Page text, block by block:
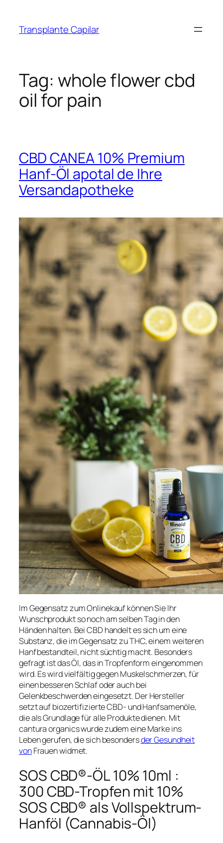
Transplante Capilar
Tag: whole flower cbd
oil for pain
CBD CANEA 10% Premium
Hanf-Öl apotal de Ihre
Versandapotheke
Im Gegensatz zum Onlinekauf können Sie Ihr
Wunschprodukt so noch am selben Tag in den
Händen halten. Bei CBD handelt es sich um eine
Substanz, die im Gegensatz zu THC, einem weiteren
Hanfbestandteil, nicht süchtig macht. Besonders
gefragt ist das Öl, das in Tropfenform eingenommen
wird. Es wird vielfältig gegen Muskelschmerzen, für
einen besseren Schlaf oder auch bei
Gelenkbeschwerden eingesetzt. Der Hersteller
setzt auf biozertifizierte CBD- und Hanfsamenöle,
die als Grundlage für alle Produkte dienen. Mit
cantura organics wurde zudem eine Marke ins
Leben gerufen, die sich besondersder Gesundheit
vonFrauen widmet.
SOS CBD®-ÖL 10% 10ml :
300 CBD-Tropfen mit 10%
SOS CBD® als Vollspektrum-
Hanföl (Cannabis-Öl)